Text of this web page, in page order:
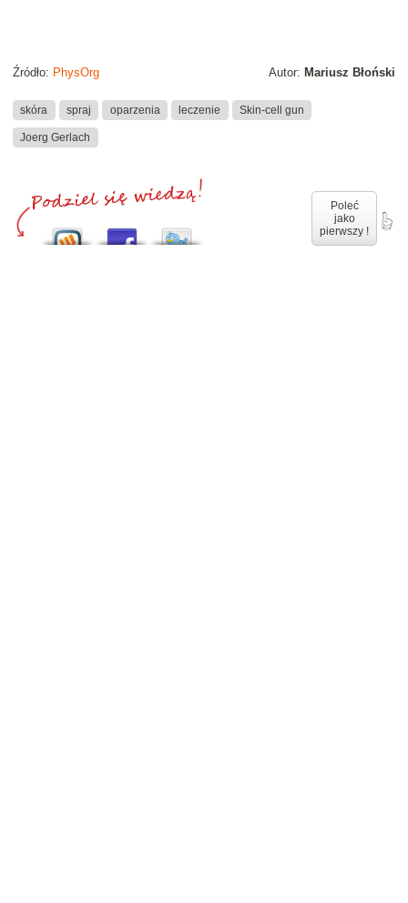
Autor: Mariusz Błoński
Źródło: PhysOrg
skóra spraj oparzenia leczenie Skin-cell gun
Joerg Gerlach
Poleć
jako
pierwszy !